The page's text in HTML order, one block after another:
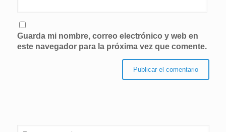
Guarda mi nombre, correo electrónico y web en
este navegador para la próxima vez que comente.